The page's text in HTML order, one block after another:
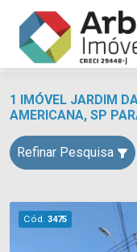
1 IMÓVEL JARDIM
AMERICANA, SP
Refinar Pesquisa
Cód. 3475